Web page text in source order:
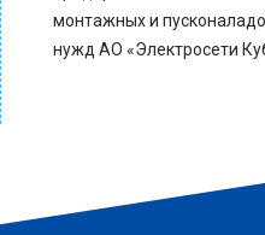
монтажных и
нужд АО «Электросети